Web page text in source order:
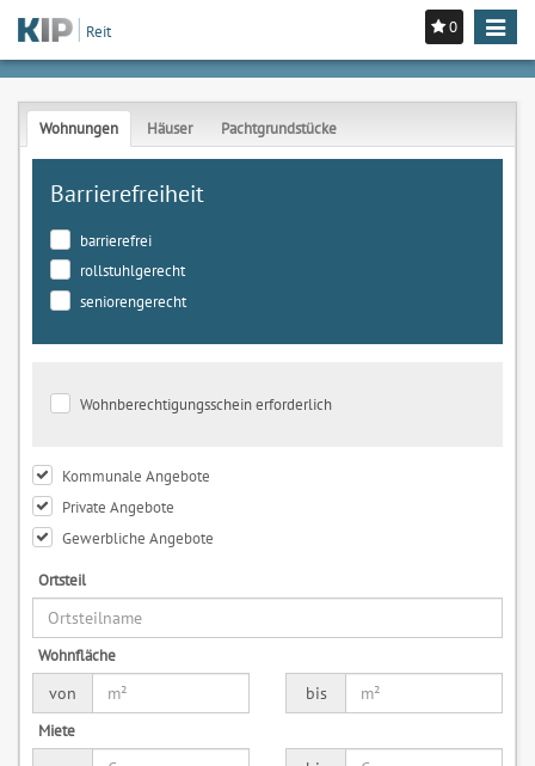
0
Toggle
Reit
Wohnungen Häuser Pachtgrundstücke
Barrierefreiheit
barrierefrei
rollstuhlgerecht
seniorengerecht
Wohnberechtigungsschein erforderlich
Kommunale Angebote
Private Angebote
Gewerbliche Angebote
Ortsteil
Wohnfläche
von
bis
Miete